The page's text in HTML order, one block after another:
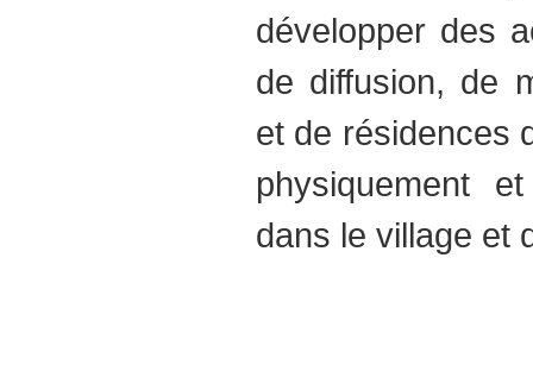
développer des
de diffusion, de
et de résidences
physiquement
dans le village et